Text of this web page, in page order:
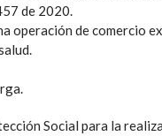
de 2020.
operación de comercio
Social para la